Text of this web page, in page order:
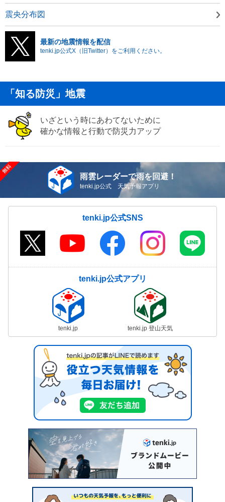
震央分布図
最新の地震情報を配信
tenki.jp公式X（旧Twitter）をご利用ください。
「知る防災」地震
いざという時にあわてないために
確かな情報と行動で防災力アップ
雨雲レーダーで雨を回避！
tenki.jp公式 天気予報アプリ
tenki.jp公式SNS
tenki.jp公式アプリ
tenki.jp tenki.jp 登山天気